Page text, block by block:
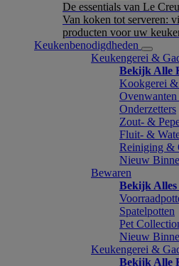
De essentials van Le
Van koken tot serveren:
producten voor uw
Keukenbenodigdheden
Keukengerei &
Bekijk Alle
Kookgerei &
Onderzetters
Zout- &
Fluit- &
Reiniging &
Nieuw
Bewaren
Bekijk Alles
Spatelpotten
Pet
Nieuw
Keukengerei &
Bekijk Alle